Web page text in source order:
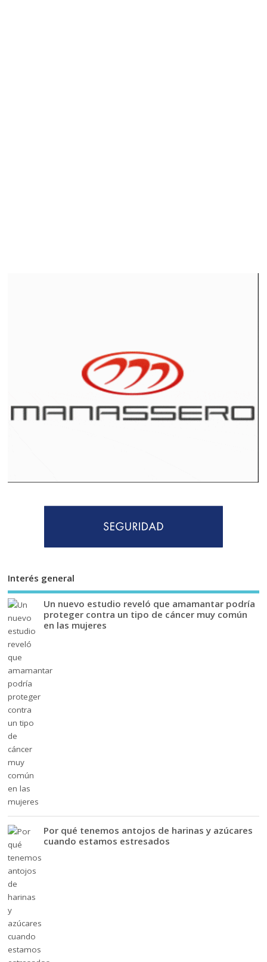
Interés general
Un nuevo estudio reveló que amamantar podría
proteger contra un tipo de cáncer muy común
en las mujeres
Por qué tenemos antojos de harinas y azúcares
cuando estamos estresados